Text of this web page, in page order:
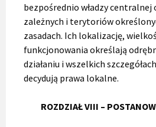
bezpośrednio władzy
zależnych i terytoriów
zasadach. Ich lokalizację,
funkcjonowania określają
działaniu i wszelkich
decydują prawa lokalne.
ROZDZIAŁ VIII –